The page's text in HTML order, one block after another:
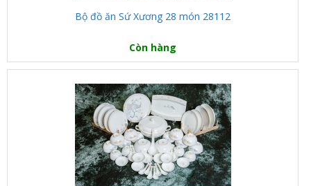
Bộ đồ ăn Sứ Xương 28 món 28112
Còn hàng